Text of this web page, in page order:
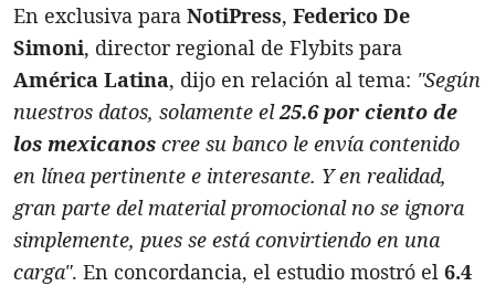
En exclusiva para NotiPress, Federico De
Simoni, director regional de Flybits para
América Latina, dijo en relación al tema: "Según
nuestros datos, solamente el25.6 por ciento de
los mexicanos cree su banco le envía contenido
en línea pertinente e interesante. Y en realidad,
gran parte del material promocional no se ignora
simplemente, pues se está convirtiendo en una
carga". En concordancia, el estudio mostró el 6.4